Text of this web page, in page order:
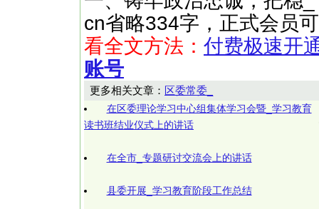
cn省略334字，正式会员
看全文方法： 付费极速开
账号
更多相关文章： 区委常委_
在区委理论学习中心组集体学习会暨_学习教育
读书班结业仪式上的讲话
在全市_专题研讨交流会上的讲话
县委开展_学习教育阶段工作总结